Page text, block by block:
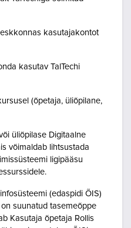
kasutajakontot
kasutav TalTechi
(õpetaja, üliõpilane,
üliõpilase Digitaalne
võimaldab lihtsustada
ligipääsu
(edaspidi ÕIS)
suunatud tasemeõppe
Kasutaja õpetaja Rollis